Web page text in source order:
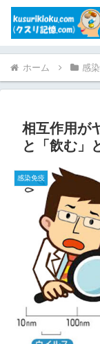
ホーム 感
相互作用が
と「飲む」
感染免疫